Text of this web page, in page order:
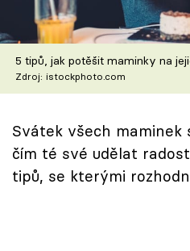
Škola vaření
Recepty z TV
Speciál: Cuketa
Těhotnej kuchař
Sledujte prima+
5 tipů, jak potěšit maminky na
Zdroj: istockphoto.com
Svátek všech maminek
čím té své udělat
tipů, se kterými